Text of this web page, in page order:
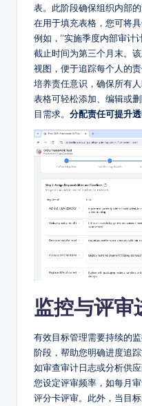
表。此阶段确保组织内部
在用于填充表格，您可将
例如，“实施季度内部审计
截止时间为第三个月末。
视图，便于追踪每个人的
培养责任意识，确保所有
表格可轻松添加、编辑或
目需求。 分配责任可提升透
监控与评审
有效目标管理需要持续的
阶段，帮助您明确进度追
如审查审计日志或分析供
您设定评审频率，如每月
评分卡评审。此外，当目